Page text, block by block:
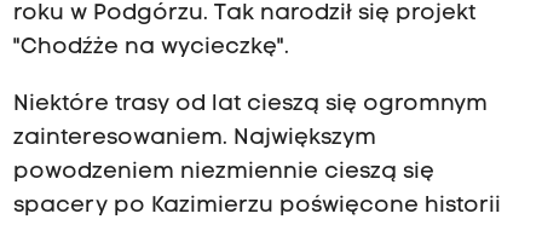
roku w Podgórzu. Tak narodził się projekt
"Chodźże na wycieczkę".
Niektóre trasy od lat cieszą się ogromnym
zainteresowaniem. Największym
powodzeniem niezmiennie cieszą się
spacery po Kazimierzu poświęcone historii